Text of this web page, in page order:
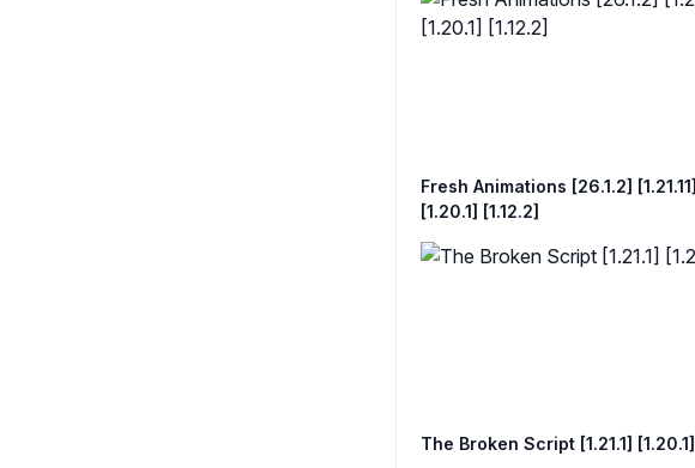
Fresh Animations [26.1.2] [1.21.11]
[1.20.1] [1.12.2]
The Broken Script [1.21.1] [1.20.1]